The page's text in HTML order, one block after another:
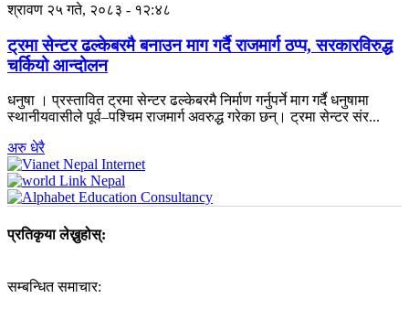
श्रावण २५ गते, २०८३ - १२:४८
ट्रमा सेन्टर ढल्केबरमै बनाउन माग गर्दै राजमार्ग ठप्प, सरकारविरुद्ध
चर्कियो आन्दोलन
धनुषा । प्रस्तावित ट्रमा सेन्टर ढल्केबरमै निर्माण गर्नुपर्ने माग गर्दै धनुषामा
स्थानीयवासीले पूर्व–पश्चिम राजमार्ग अवरुद्ध गरेका छन्। ट्रमा सेन्टर संर...
अरु धेरै
प्रतिकृया लेख्नुहोस्:
सम्बन्धित समाचार: